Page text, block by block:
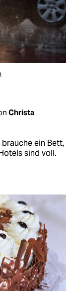
Christa
ein Bett,
sind voll.